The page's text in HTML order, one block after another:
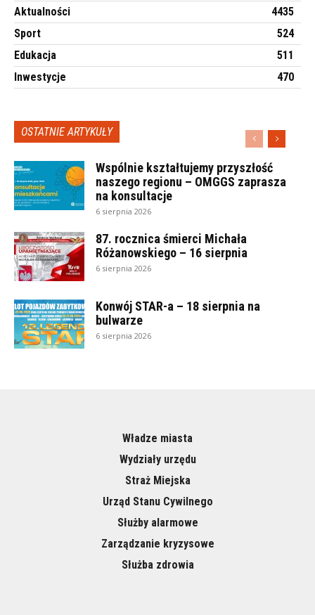
Aktualności
4435
Sport
524
Edukacja
511
Inwestycje
470
OSTATNIE ARTYKUŁY
Wspólnie kształtujemy przyszłość
naszego regionu – OMGGS zaprasza
na konsultacje
6 sierpnia 2026
87. rocznica śmierci Michała
Różanowskiego – 16 sierpnia
6 sierpnia 2026
Konwój STAR-a – 18 sierpnia na
bulwarze
6 sierpnia 2026
Władze miasta
Wydziały urzędu
Straż Miejska
Urząd Stanu Cywilnego
Służby alarmowe
Zarządzanie kryzysowe
Służba zdrowia